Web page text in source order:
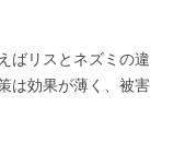
ばリスとネズミの違
は効果が薄く、被害